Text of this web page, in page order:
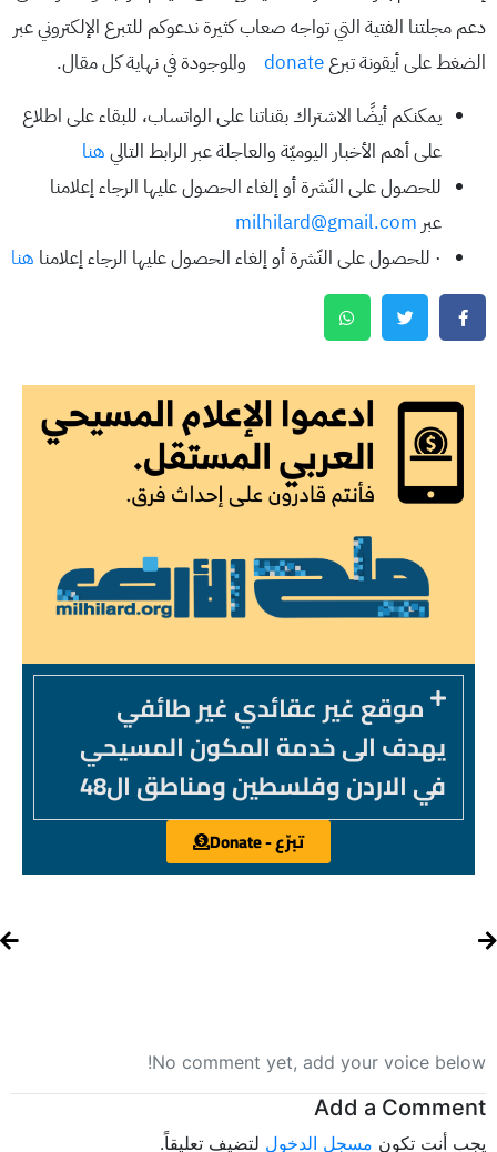
دعم مجلتنا الفتية التي تواجه صعاب كثيرة ندعوكم للتبرع الإلكتروني عبر
الضغط على أيقونة تبرعdonate والموجودة في نهاية كل مقال.
يمكنكم أيضًا الاشتراك بقناتنا على الواتساب، للبقاء على اطلاع
على أهم الأخبار اليوميّة والعاجلة عبر الرابط التالي هنا
للحصول على النّشرة أو إلغاء الحصول عليها الرجاء إعلامنا
عبر milhilard@gmail.com
· للحصول على النّشرة أو إلغاء الحصول عليها الرجاء إعلامنا هنا
موقع غير عقائدي غير طائفي
يهدف الى خدمة المكون المسيحي
في الاردن وفلسطين ومناطق ال48
تبرّع - Donate
No comment yet, add your voice below!
Add a Comment
يجب أنت تكون مسجل الدخول لتضيف تعليقاً.